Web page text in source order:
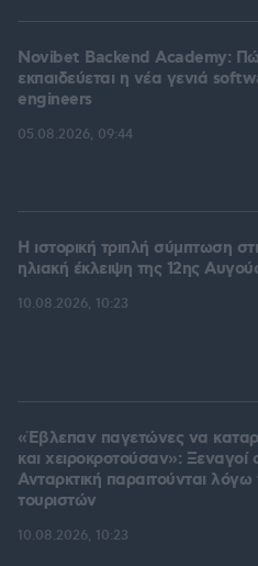
Novibet Backend Academy:
εκπαιδεύεται η νέα γενιά
engineers
05.08.2026, 09:44
Η ιστορική τριπλή σύμπτωση
ηλιακή έκλειψη της 12ης
10.08.2026, 10:23
«Έβλεπαν παγετώνες να
και χειροκροτούσαν»: Ξεναγοί
Ανταρκτική παραιτούνται
τουριστών
10.08.2026, 10:23